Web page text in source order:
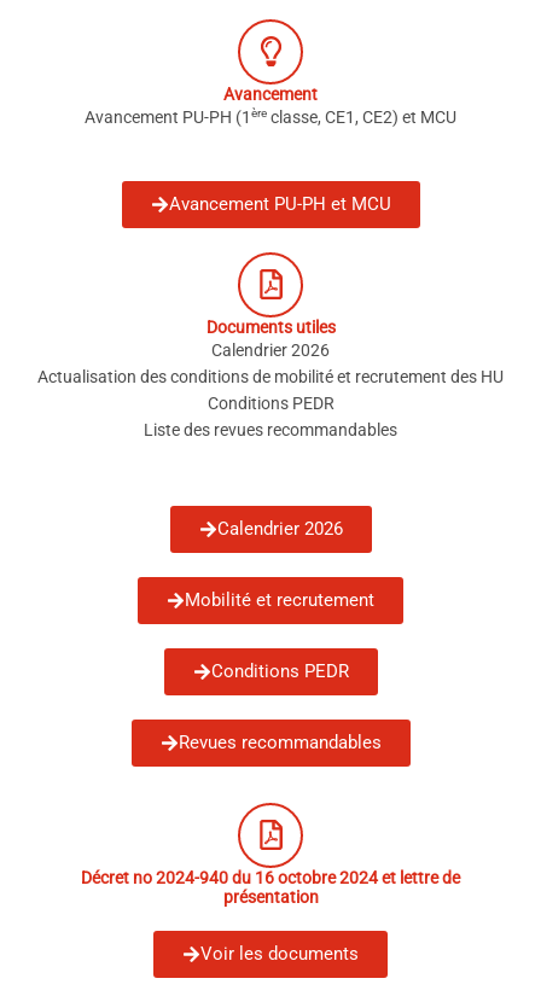
Avancement
Avancement PU-PH (1 ère classe, CE1, CE2) et MCU
Avancement PU-PH et MCU
Documents utiles
Calendrier 2026
Actualisation des conditions de mobilité et recrutement des HU
Conditions PEDR
Liste des revues recommandables
Calendrier 2026
Mobilité et recrutement
Conditions PEDR
Revues recommandables
Décret no 2024-940 du 16 octobre 2024 et lettre de
présentation
Voir les documents